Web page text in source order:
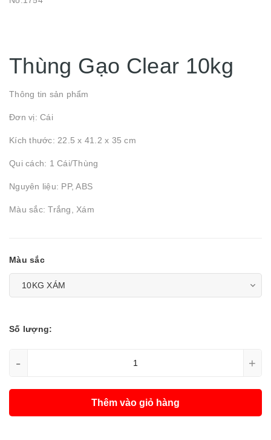
Thùng Gạo Clear 10kg
Thông tin sản phẩm
Đơn vị: Cái
Kích thước: 22.5 x 41.2 x 35 cm
Qui cách: 1 Cái/Thùng
Nguyên liệu: PP, ABS
Màu sắc: Trắng, Xám
Màu sắc
Số lượng:
- +
Thêm vào giỏ hàng